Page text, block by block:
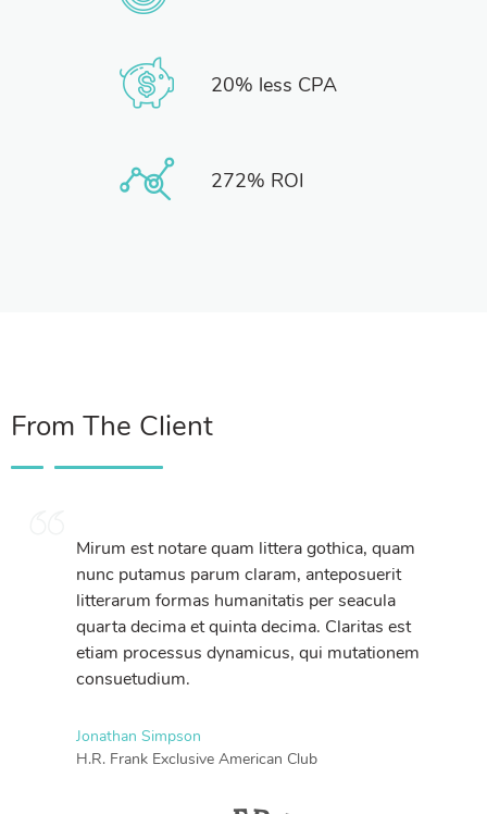
20% less CPA
272% ROI
From The Client
Mirum est notare quam littera gothica, quam
nunc putamus parum claram, anteposuerit
litterarum formas humanitatis per seacula
quarta decima et quinta decima. Claritas est
etiam processus dynamicus, qui mutationem
consuetudium.
Jonathan Simpson
H.R. Frank Exclusive American Club